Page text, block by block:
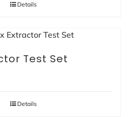
Details
Test Set
Details